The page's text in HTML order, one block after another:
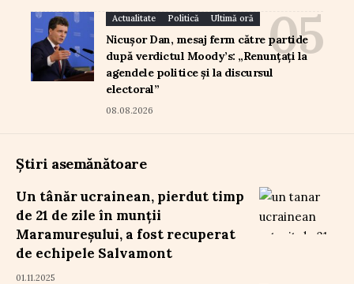
Actualitate Politică Ultimă oră
Nicușor Dan, mesaj ferm către partide
după verdictul Moody’s: „Renunțați la
agendele politice și la discursul
electoral”
08.08.2026
Știri asemănătoare
Un tânăr ucrainean, pierdut timp
de 21 de zile în munții
Maramureșului, a fost recuperat
de echipele Salvamont
01.11.2025